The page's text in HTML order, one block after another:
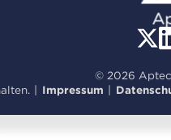
© 2026
| Impressum |